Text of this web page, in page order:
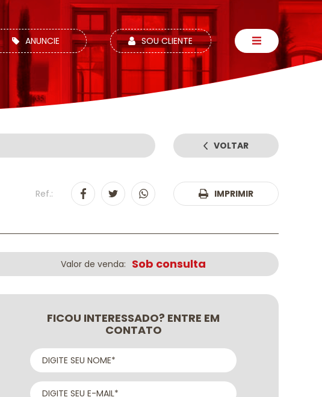
ANUNCIE SOU CLIENTE
VOLTAR
Ref.:
IMPRIMIR
Valor de venda: Sob consulta
FICOU INTERESSADO? ENTRE EM
CONTATO